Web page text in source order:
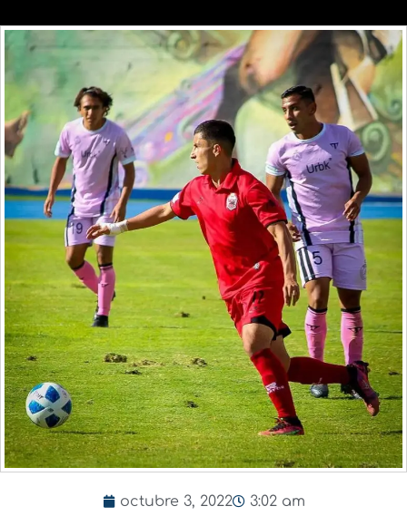
octubre 3, 2022 3:02 am